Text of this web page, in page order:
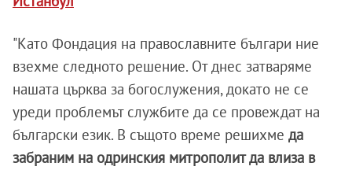
"Като Фондация на православните българи ние
взехме следното решение. От днес затваряме
нашата църква за богослужения, докато не се
уреди проблемът службите да се провеждат на
български език. В същото време решихме да
забраним на одринския митрополит да влиза в